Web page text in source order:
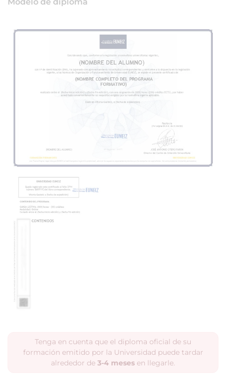
Tenga en cuenta que el diploma oficial de su
formación emitido por la Universidad puede tardar
alrededor de 3-4 meses en llegarle.